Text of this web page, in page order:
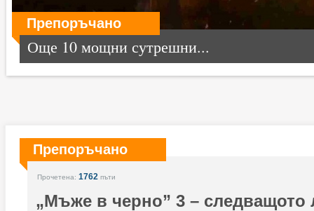
Препоръчано
Още 10 мощни сутрешни...
Препоръчано
Прочетена: 1762 пъти
„Мъже в черно” 3 – следващото